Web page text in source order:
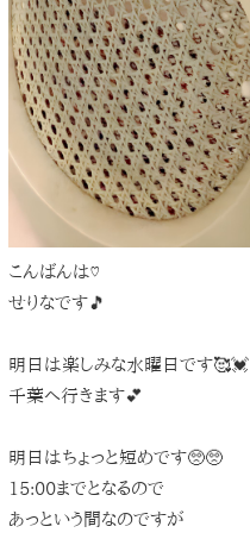
こんばんは♡
せりなです🎵
明日は楽しみな水曜日です🥰💓
千葉へ行きます💕
明日はちょっと短めです🥺🥺
15:00までとなるので
あっという間なのですが